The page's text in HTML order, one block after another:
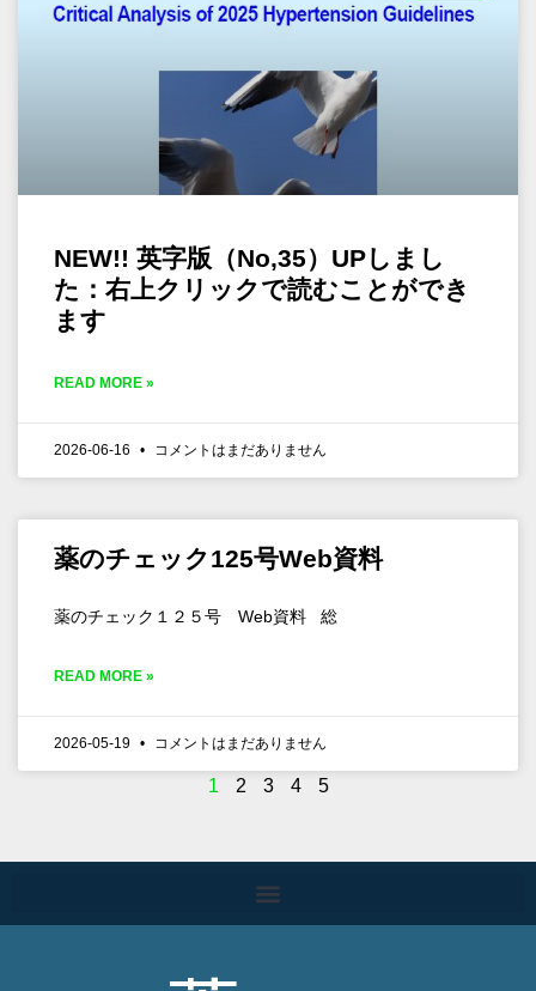
NEW!! 英字版（No,35）UPしまし
た：右上クリックで読むことができ
ます
READ MORE »
2026-06-16 コメントはまだありません
薬のチェック125号Web資料
薬のチェック１２５号 Web資料 総
READ MORE »
2026-05-19 コメントはまだありません
1 2 3 4 5